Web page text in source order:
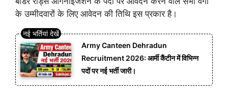
के उम्मीदवारों के लिए आवेदन की तिथि इस प्रकार है।
Army Canteen Dehradun
Recruitment 2026: आर्मी कैंटीन में विभिन्न
पदों पर नई भर्ती जारी।